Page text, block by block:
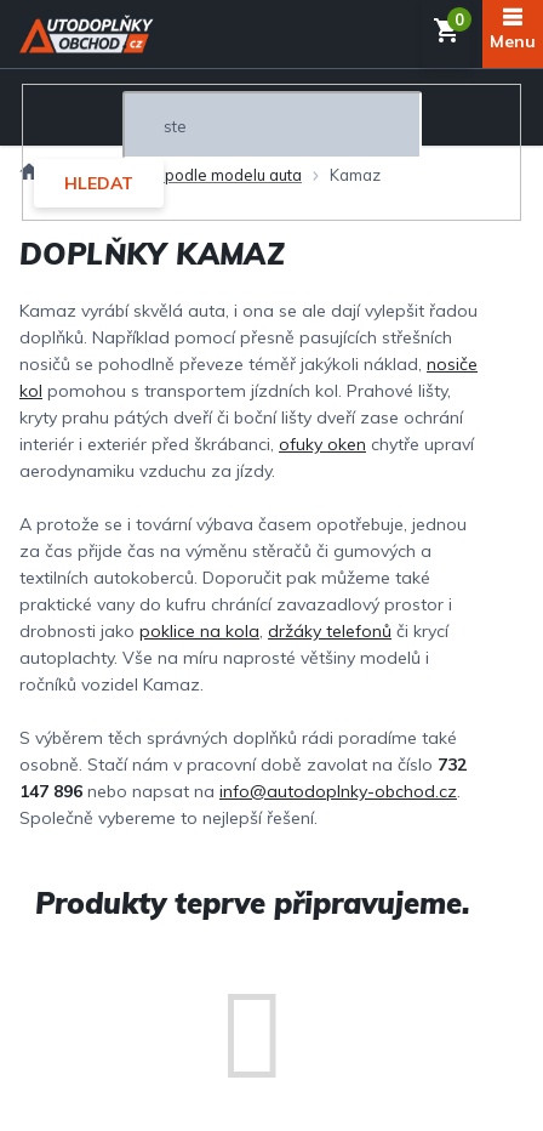
Přejít
obsah
HLEDAT
Autodoplňky podle modelu auta Kamaz
DOPLŇKY KAMAZ
Kamaz vyrábí skvělá auta, i ona se ale dají vylepšit řadou
doplňků. Například pomocí přesně pasujících střešních
nosičů se pohodlně převeze téměř jakýkoli náklad, nosiče
kol pomohou s transportem jízdních kol. Prahové lišty,
kryty prahu pátých dveří či boční lišty dveří zase ochrání
interiér i exteriér před škrábanci, ofuky oken chytře upraví
aerodynamiku vzduchu za jízdy.
A protože se i tovární výbava časem opotřebuje, jednou
za čas přijde čas na výměnu stěračů či gumových a
textilních autokoberců. Doporučit pak můžeme také
praktické vany do kufru chránící zavazadlový prostor i
drobnosti jako poklice na kola, držáky telefonů či krycí
autoplachty. Vše na míru naprosté většiny modelů i
ročníků vozidel Kamaz.
S výběrem těch správných doplňků rádi poradíme také
osobně. Stačí nám v pracovní době zavolat na číslo 732
147 896 nebo napsat na info@autodoplnky-obchod.cz.
Společně vybereme to nejlepší řešení.
Produkty teprve připravujeme.